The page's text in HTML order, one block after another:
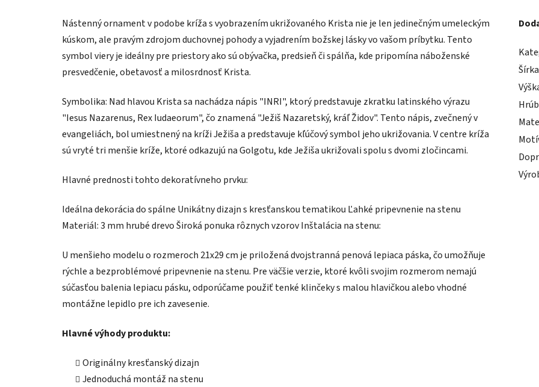
Nástenný ornament v podobe kríža s vyobrazením ukrižovaného Krista nie je len jedinečným umeleckým
kúskom, ale pravým zdrojom duchovnej pohody a vyjadrením božskej lásky vo vašom príbytku. Tento
symbol viery je ideálny pre priestory ako sú obývačka, predsieň či spálňa, kde pripomína náboženské
presvedčenie, obetavosť a milosrdnosť Krista.
Symbolika: Nad hlavou Krista sa nachádza nápis "INRI", ktorý predstavuje zkratku latinského výrazu
"Iesus Nazarenus, Rex Iudaeorum", čo znamená "Ježiš Nazaretský, kráľ Židov". Tento nápis, zvečnený v
evangeliách, bol umiestnený na kríži Ježiša a predstavuje kľúčový symbol jeho ukrižovania. V centre kríža
sú vryté tri menšie kríže, ktoré odkazujú na Golgotu, kde Ježiša ukrižovali spolu s dvomi zločincami.
Hlavné prednosti tohto dekoratívneho prvku:
Ideálna dekorácia do spálne Unikátny dizajn s kresťanskou tematikou Ľahké pripevnenie na stenu
Materiál: 3 mm hrubé drevo Široká ponuka rôznych vzorov Inštalácia na stenu:
U menšieho modelu o rozmeroch 21x29 cm je priložená dvojstranná penová lepiaca páska, čo umožňuje
rýchle a bezproblémové pripevnenie na stenu. Pre väčšie verzie, ktoré kvôli svojim rozmerom nemajú
súčasťou balenia lepiacu pásku, odporúčame použiť tenké klinčeky s malou hlavičkou alebo vhodné
montážne lepidlo pre ich zavesenie.
Hlavné výhody produktu:
Originálny kresťanský dizajn
Jednoduchá montáž na stenu